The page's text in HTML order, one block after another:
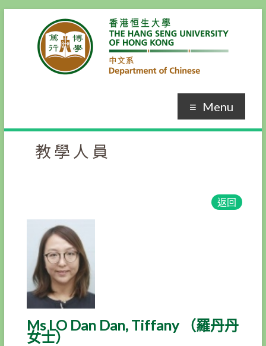
Menu
教學人員
返回
Ms LO Dan Dan, Tiffany （羅丹丹
女士）